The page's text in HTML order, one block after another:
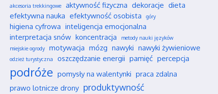
akcesoria trekkingowe aktywność fizyczna dekoracje dieta
efektywna nauka efektywność osobista góry
higiena cyfrowa inteligencja emocjonalna
interpretacja snów koncentracja
metody nauki języków
miejskie ogrody
motywacja mózg nawyki nawyki żywieniowe
odzież turystyczna oszczędzanie energii pamięć percepcja
podróże pomysły na walentynki praca zdalna
prawo lotnicze drony produktywność